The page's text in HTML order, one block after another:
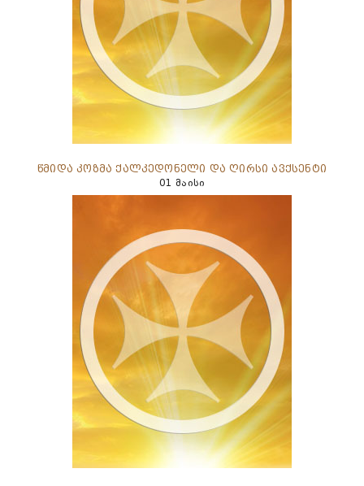
წმიდა კოზმა ქალკედონელი და ღირსი ავქსენტი
01 მაისი